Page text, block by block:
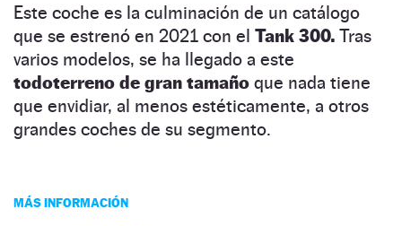
Este coche es la culminación de un catálogo
que se estrenó en 2021 con el Tank 300. Tras
varios modelos, se ha llegado a este
todoterreno de gran tamaño que nada tiene
que envidiar, al menos estéticamente, a otros
grandes coches de su segmento.
MÁS INFORMACIÓN